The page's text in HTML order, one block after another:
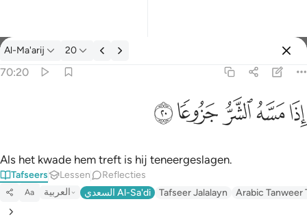
Tafseer: Al-Ma'arij 70:20
Al-Ma'arij 20
70:20
ﱰﱱﱲﱳﱴ
Als het kwade hem treft is hij teneergeslagen.
Tafseers Lessen Reflecties
Aa العربية السعدي Al-Sa'di Tafseer Jalalayn Arabic Tanweer